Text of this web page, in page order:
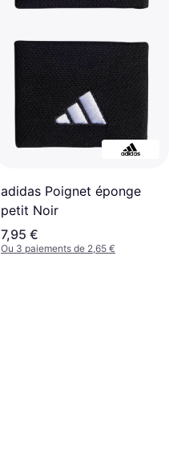
adidas Poignet éponge
petit Noir
7,95 €
Ou 3 paiements de 2,65 €